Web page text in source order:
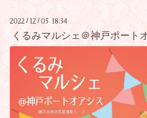
2022 / 12 /05 18:34
くるみマルシェ＠神戸ポート